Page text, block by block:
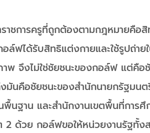
าราชการครูที่ถูกต้องตามกฎหมายคื
ล์ฟได้รับสิทธิแต่งกายและใช้รูปถ่าย
จึงไม่ใช่ชัยชนะของกอล์ฟ แต่คือ
มันคือชัยชนะของสำนักนายกรัฐมน
พื้นฐาน และสำนักงานเขตพื้นที่การ
2 ด้วย กอล์ฟขอให้หน่วยงานรัฐทั้ง